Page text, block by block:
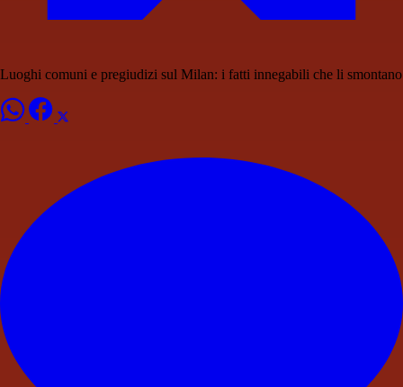
Luoghi comuni e pregiudizi sul Milan: i fatti innegabili che li smontano